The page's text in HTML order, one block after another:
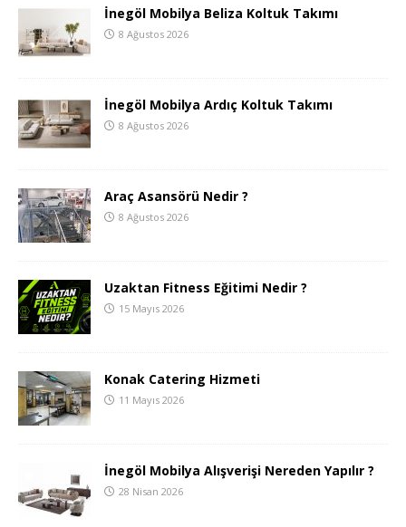
İnegöl Mobilya Beliza Koltuk Takımı
8 Ağustos 2026
İnegöl Mobilya Ardıç Koltuk Takımı
8 Ağustos 2026
Araç Asansörü Nedir ?
8 Ağustos 2026
Uzaktan Fitness Eğitimi Nedir ?
15 Mayıs 2026
Konak Catering Hizmeti
11 Mayıs 2026
İnegöl Mobilya Alışverişi Nereden Yapılır ?
28 Nisan 2026